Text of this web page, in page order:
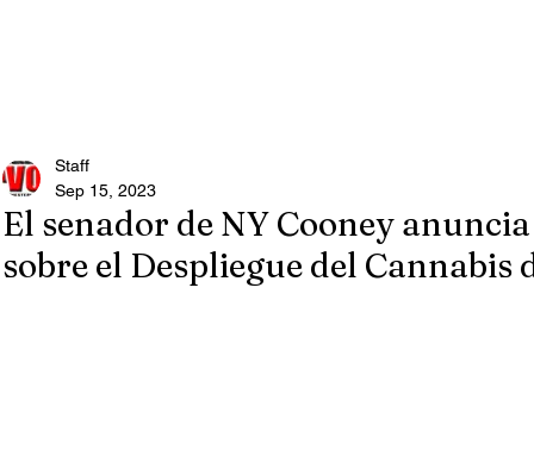
El senador de NY Cooney
sobre el Despliegue del Cannabis
Staff
Sep 15, 2023